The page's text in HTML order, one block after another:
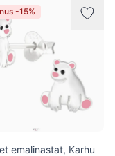
-15%
emalinastat, Karhu